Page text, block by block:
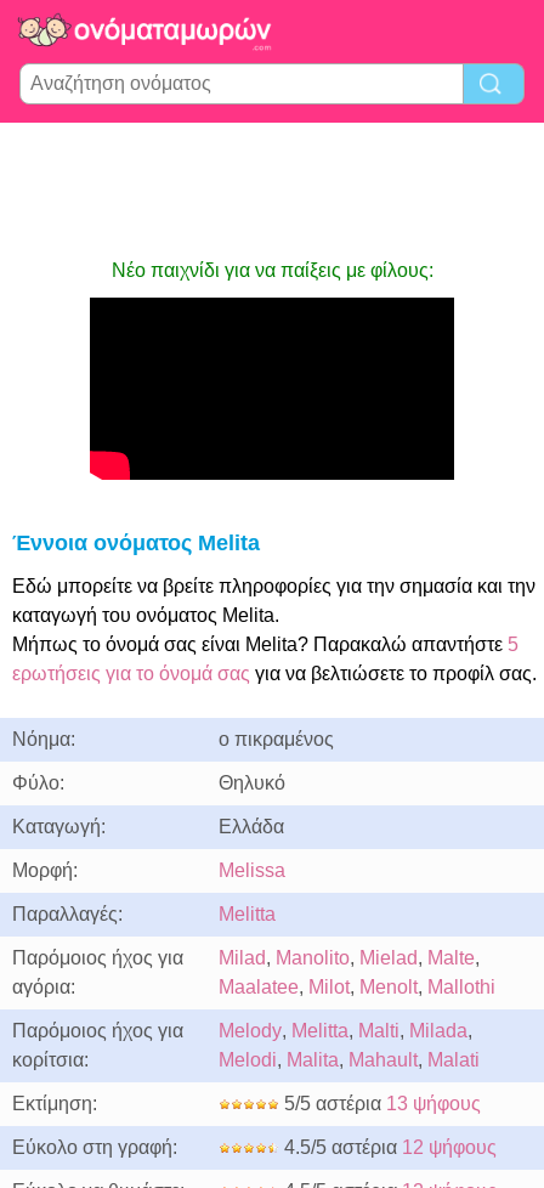
Νέο παιχνίδι για να παίξεις με φίλους:
Έννοια ονόματος Melita
Εδώ μπορείτε να βρείτε πληροφορίες για την σημασία και την
καταγωγή του ονόματος Melita.
Μήπως το όνομά σας είναι Melita? Παρακαλώ απαντήστε 5
ερωτήσεις για το όνομά σας για να βελτιώσετε το προφίλ σας.
Νόημα: ο πικραμένος
Φύλο: Θηλυκό
Καταγωγή: Ελλάδα
Μορφή: Melissa
Παραλλαγές: Melitta
Παρόμοιος ήχος για
αγόρια:
Milad, Manolito, Mielad, Malte,
Maalatee, Milot, Menolt, Mallothi
Παρόμοιος ήχος για
κορίτσια:
Melody, Melitta, Malti, Milada,
Melodi, Malita, Mahault, Malati
Εκτίμηση: 5/5 αστέρια 13 ψήφους
Εύκολο στη γραφή: 4.5/5 αστέρια 12 ψήφους